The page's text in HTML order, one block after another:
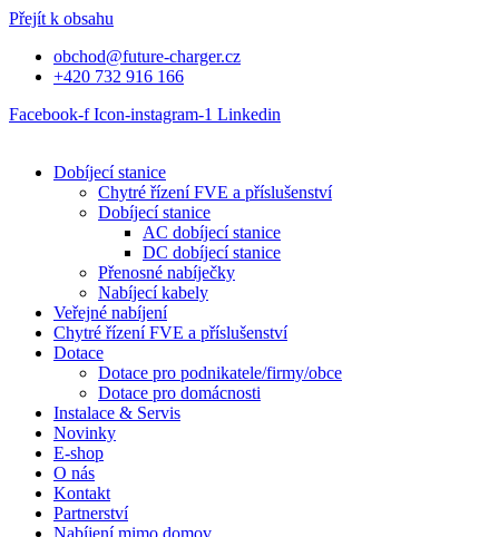
Přejít k obsahu
obchod@future-charger.cz
+420 732 916 166
Facebook-f Icon-instagram-1 Linkedin
Dobíjecí stanice
Chytré řízení FVE a příslušenství
Dobíjecí stanice
AC dobíjecí stanice
DC dobíjecí stanice
Přenosné nabíječky
Nabíjecí kabely
Veřejné nabíjení
Chytré řízení FVE a příslušenství
Dotace
Dotace pro podnikatele/firmy/obce
Dotace pro domácnosti
Instalace & Servis
Novinky
E-shop
O nás
Kontakt
Partnerství
Nabíjení mimo domov